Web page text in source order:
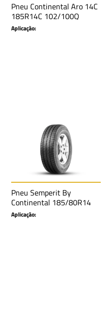
Pneu Continental Aro 14C
185R14C 102/100Q
VanContact AP # 8PR
Aplicação:
Pneu Semperit By
Continental 185/80R14
102/100Q Van Life
Aplicação: